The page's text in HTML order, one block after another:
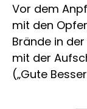
Vor dem
mit den
Brände in
mit der
(„Gute